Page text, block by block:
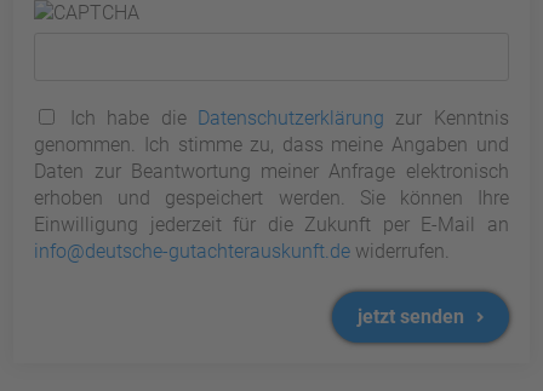
Ich habe die Datenschutzerklärung zur Kenntnis
genommen. Ich stimme zu, dass meine Angaben und
Daten zur Beantwortung meiner Anfrage elektronisch
erhoben und gespeichert werden. Sie können Ihre
Einwilligung jederzeit für die Zukunft per E-Mail an
info@deutsche-gutachterauskunft.de widerrufen.
jetzt senden